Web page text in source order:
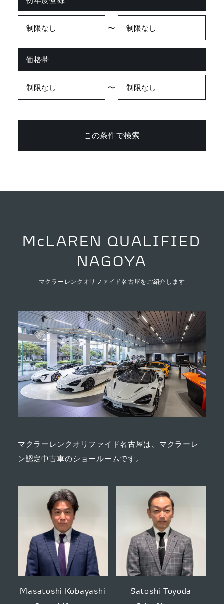
〜
価格帯
〜
McLAREN QUALIFIED
NAGOYA
マクラーレンクオリファイド名古屋をご紹介します
マクラーレンクオリファイド名古屋は、マクラーレ
ン認定中古車のショールームです。
Masatoshi Kobayashi Satoshi Toyoda